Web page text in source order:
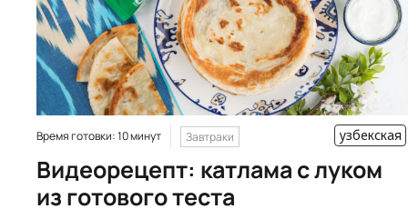
Время готовки: 10 минут Завтраки узбекская
Видеорецепт: катлама с луком
из готового теста